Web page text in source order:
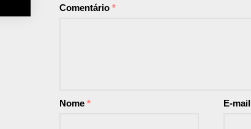
Comentário *
Nome * E-mail